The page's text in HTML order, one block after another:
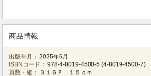
商品情報
出版年月： 2025年5月
ISBNコード： 978-4-8019-4500-5 (4-8019-4500-7)
頁数・縦：
３１６Ｐ １５ｃｍ